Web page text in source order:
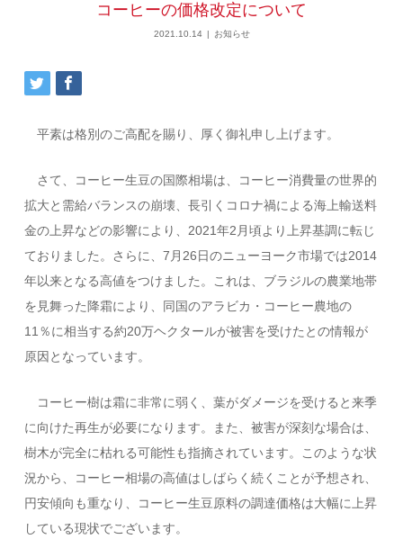
コーヒーの価格改定について
2021.10.14 お知らせ
平素は格別のご高配を賜り、厚く御礼申し上げます。
さて、コーヒー生豆の国際相場は、コーヒー消費量の世界的
拡大と需給バランスの崩壊、長引くコロナ禍による海上輸送料
金の上昇などの影響により、2021年2月頃より上昇基調に転じ
ておりました。さらに、7月26日のニューヨーク市場では2014
年以来となる高値をつけました。これは、ブラジルの農業地帯
を見舞った降霜により、同国のアラビカ・コーヒー農地の
11％に相当する約20万ヘクタールが被害を受けたとの情報が
原因となっています。
コーヒー樹は霜に非常に弱く、葉がダメージを受けると来季
に向けた再生が必要になります。また、被害が深刻な場合は、
樹木が完全に枯れる可能性も指摘されています。このような状
況から、コーヒー相場の高値はしばらく続くことが予想され、
円安傾向も重なり、コーヒー生豆原料の調達価格は大幅に上昇
している現状でございます。